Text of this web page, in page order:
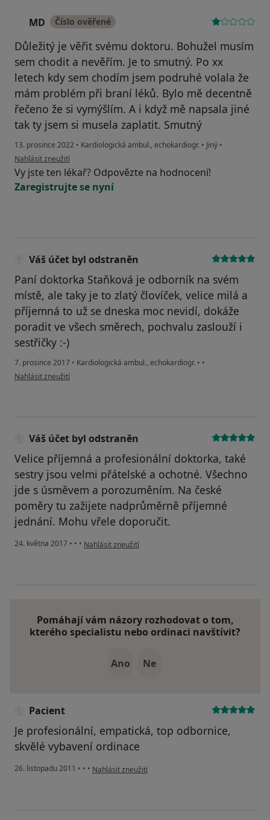
MD Číslo ověřené
Důležitý je věřit svému doktoru. Bohužel musím
sem chodit a nevěřím. Je to smutný. Po xx
letech kdy sem chodím jsem podruhé volala že
mám problém při braní léků. Bylo mě decentně
řečeno že si vymýšlím. A i když mě napsala jiné
tak ty jsem si musela zaplatit. Smutný
13. prosince 2022 • Kardiologická ambul., echokardiogr. • Jiný •
podle názoru uživatele MD
Nahlásit zneužití
Vy jste ten lékař? Odpovězte na hodnocení!
Zaregistrujte se nyní
Váš účet byl odstraněn
Paní doktorka Staňková je odborník na svém
místě, ale taky je to zlatý človíček, velice milá a
příjemná to už se dneska moc nevidí, dokáže
poradit ve všech směrech, pochvalu zaslouží i
sestřičky :-)
7. prosince 2017 • Kardiologická ambul., echokardiogr. • •
podle názoru uživatele Váš účet byl odstraněn
Nahlásit zneužití
Váš účet byl odstraněn
Velice příjemná a profesionální doktorka, také
sestry jsou velmi přátelské a ochotné. Všechno
jde s úsměvem a porozuměním. Na české
poměry tu zažijete nadprůměrně příjemné
jednání. Mohu vřele doporučit.
24. května 2017 • • • podle názoru uživatele Váš účet byl odstraněn
Nahlásit zneužití
Pomáhají vám názory rozhodovat o tom,
kterého specialistu nebo ordinaci navštívit?
Ano Ne
Pacient
Je profesionální, empatická, top odbornice,
skvělé vybavení ordinace
26. listopadu 2011 • • • podle názoru uživatele Pacient
Nahlásit zneužití